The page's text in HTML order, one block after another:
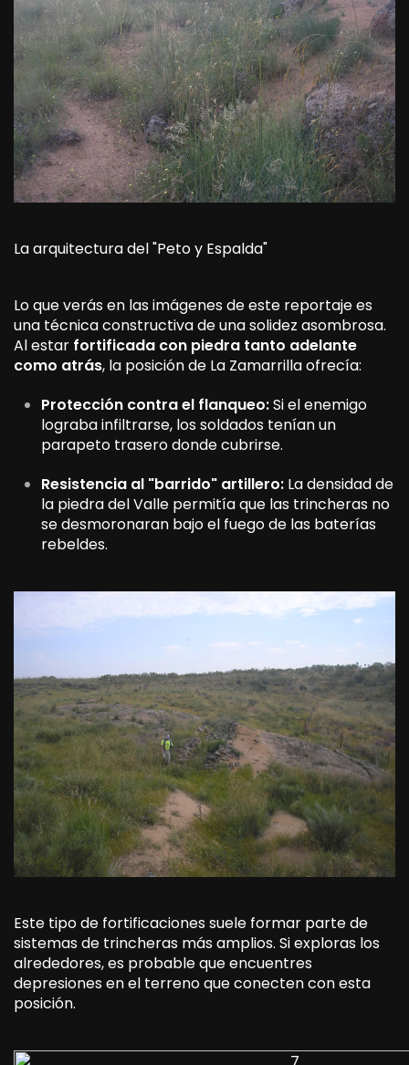
La arquitectura del "Peto y Espalda"
Lo que verás en las imágenes de este reportaje es
una técnica constructiva de una solidez asombrosa.
Al estar fortificada con piedra tanto adelante
como atrás, la posición de La Zamarrilla ofrecía:
Protección contra el flanqueo:Si el enemigo
lograba infiltrarse, los soldados tenían un
parapeto trasero donde cubrirse.
Resistencia al "barrido" artillero: La densidad de
la piedra del Valle permitía que las trincheras no
se desmoronaran bajo el fuego de las baterías
rebeldes.
Este tipo de fortificaciones suele formar parte de
sistemas de trincheras más amplios. Si exploras los
alrededores, es probable que encuentres
depresiones en el terreno que conecten con esta
posición.